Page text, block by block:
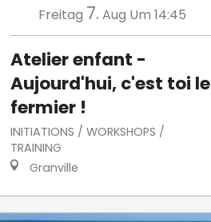
Freitag 7. Aug Um 14:45
Atelier enfant -
Aujourd'hui, c'est toi le
fermier !
INITIATIONS / WORKSHOPS /
TRAINING
Granville